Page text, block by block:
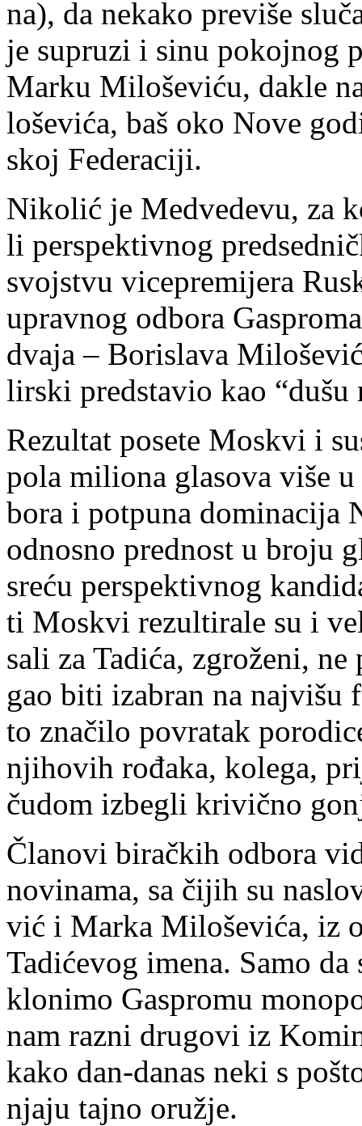
na), da ne­ka­ko pre­vi­še
je su­pru­zi i si­nu po­koj­nog
Mar­ku Mi­lo­še­vi­ću, da­kle
lo­še­vi­ća, baš oko No­ve
skoj Fe­de­ra­ci­ji.
Ni­ko­lić je Me­dve­de­vu, za
li per­spek­tiv­nog
svoj­stvu vi­ce­pre­mi­je­ra
uprav­nog od­bo­ra
dva­ja – Bo­ri­sla­va
lir­ski pred­sta­vio kao “du­šu
Re­zul­tat po­se­te Mo­skvi i
po­la mi­li­o­na gla­so­va vi­še
bo­ra i pot­pu­na do­mi­na­ci­ja
od­no­sno pred­nost u bro­ju
sre­ću per­spek­tiv­nog
ti Mo­skvi re­zul­ti­ra­le su i
sa­li za Ta­di­ća, zgro­že­ni,
gao bi­ti iza­bran na naj­vi­šu
to zna­či­lo po­vra­tak
nji­ho­vih ro­đa­ka, ko­le­ga,
ču­dom iz­be­gli kri­vič­no
Čla­no­vi bi­rač­kih od­bo­ra
no­vi­na­ma, sa či­jih su
vić i Mar­ka Mi­lo­še­vi­ća, iz
Ta­di­će­vog ime­na. Sa­mo
klo­ni­mo Ga­spro­mu
nam ra­zni dru­go­vi iz
ka­ko dan-da­nas ne­ki s
nja­ju taj­no oruž­je.